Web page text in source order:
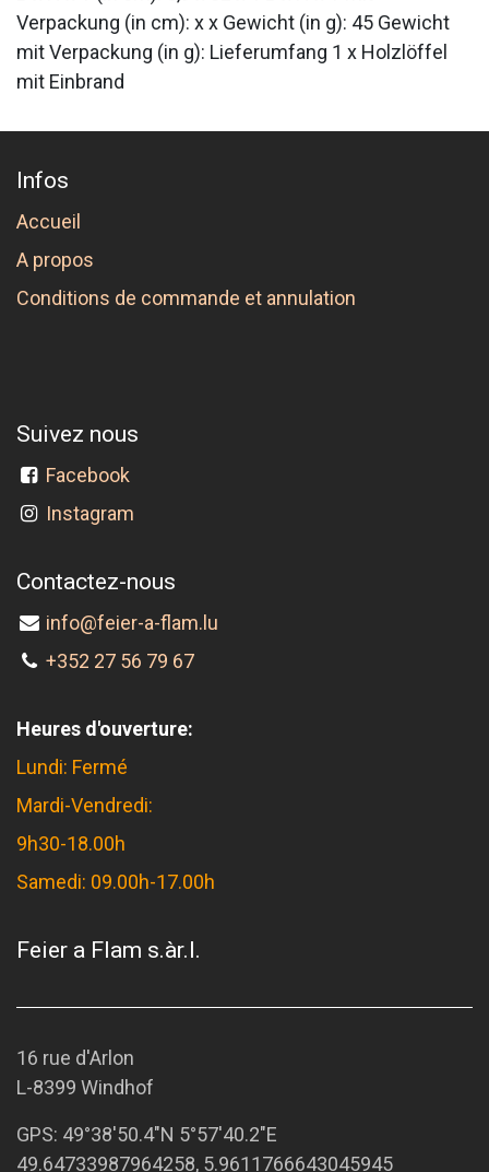
Verpackung (in cm): x x Gewicht (in g): 45 Gewicht
mit Verpackung (in g): Lieferumfang 1 x Holzlöffel
mit Einbrand
Infos
Accueil
A propos
Conditions de commande et annulation
Suivez nous
Facebook
Instagram
Contactez-nous
info@feier-a-flam.lu
+352 27 56 79 67
Heures d'ouverture:
Lundi: Fermé
Mardi-Vendredi:
9h30-18.00h
Samedi: 09.00h-17.00h
Feier a Flam s.àr.l.
16 rue d'Arlon
L-8399 Windhof
GPS: 49°38'50.4"N 5°57'40.2"E
49.64733987964258, 5.9611766643045945